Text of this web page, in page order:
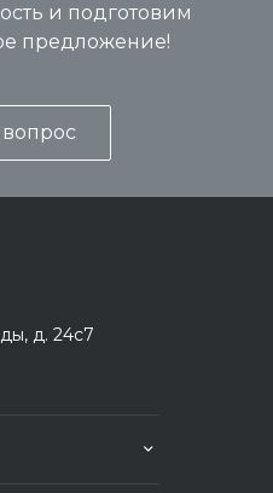
и подготовим
предложение!
вопрос
д. 24с7